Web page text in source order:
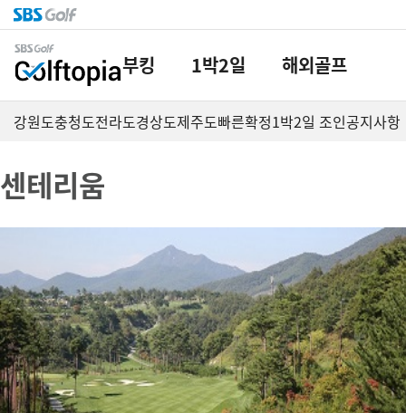
부킹 1박2일 해외골프
강원도충청도전라도경상도제주도빠른확정1박2일 조인공지사항
센테리움